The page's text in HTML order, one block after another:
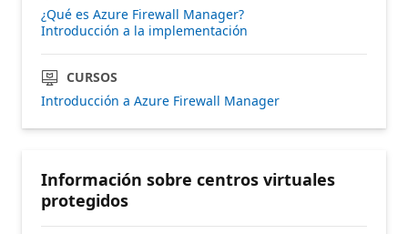
¿Qué es Azure Firewall Manager?
Introducción a la implementación
CURSOS
Introducción a Azure Firewall Manager
Información sobre centros virtuales
protegidos